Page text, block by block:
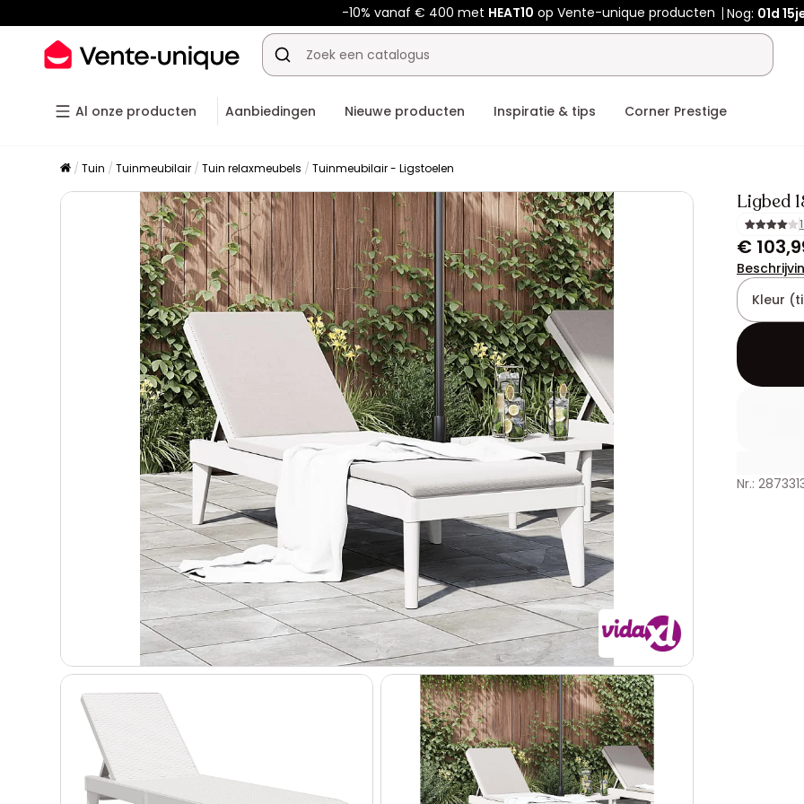
-10% vanaf € 400 met HEAT10 op Vente-unique producten Nog: 01d
Al onze producten Aanbiedingen Nieuwe producten Inspiratie & tips Corner Prestige
Tuin Tuinmeubilair Tuin relaxmeubels Tuinmeubilair - Ligstoelen
Ligbed
€
Kleur
Nr.: